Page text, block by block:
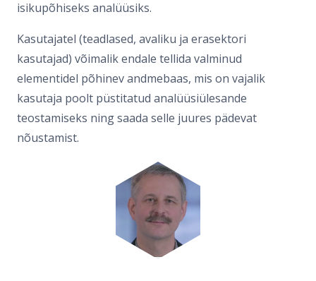
isikupõhiseks analüüsiks.
Kasutajatel (teadlased, avaliku ja erasektori
kasutajad) võimalik endale tellida valminud
elementidel põhinev andmebaas, mis on vajalik
kasutaja poolt püstitatud analüüsiülesande
teostamiseks ning saada selle juures pädevat
nõustamist.